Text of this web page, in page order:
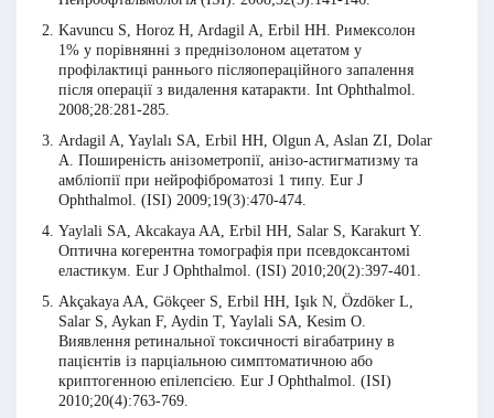
Kavuncu S, Horoz H, Ardagil A, Erbil HH. Римексолон
1% у порівнянні з преднізолоном ацетатом у
профілактиці раннього післяопераційного запалення
після операції з видалення катаракти. Int Ophthalmol.
2008;28:281-285.
Ardagil A, Yaylalı SA, Erbil HH, Olgun A, Aslan ZI, Dolar
A. Поширеність анізометропії, анізо-астигматизму та
амбліопії при нейрофіброматозі 1 типу. Eur J
Ophthalmol. (ISI) 2009;19(3):470-474.
Yaylali SA, Akcakaya AA, Erbil HH, Salar S, Karakurt Y.
Оптична когерентна томографія при псевдоксантомі
еластикум. Eur J Ophthalmol. (ISI) 2010;20(2):397-401.
Akçakaya AA, Gökçeer S, Erbil HH, Işık N, Özdöker L,
Salar S, Aykan F, Aydin T, Yaylali SA, Kesim O.
Виявлення ретинальної токсичності вігабатрину в
пацієнтів із парціальною симптоматичною або
криптогенною епілепсією. Eur J Ophthalmol. (ISI)
2010;20(4):763-769.